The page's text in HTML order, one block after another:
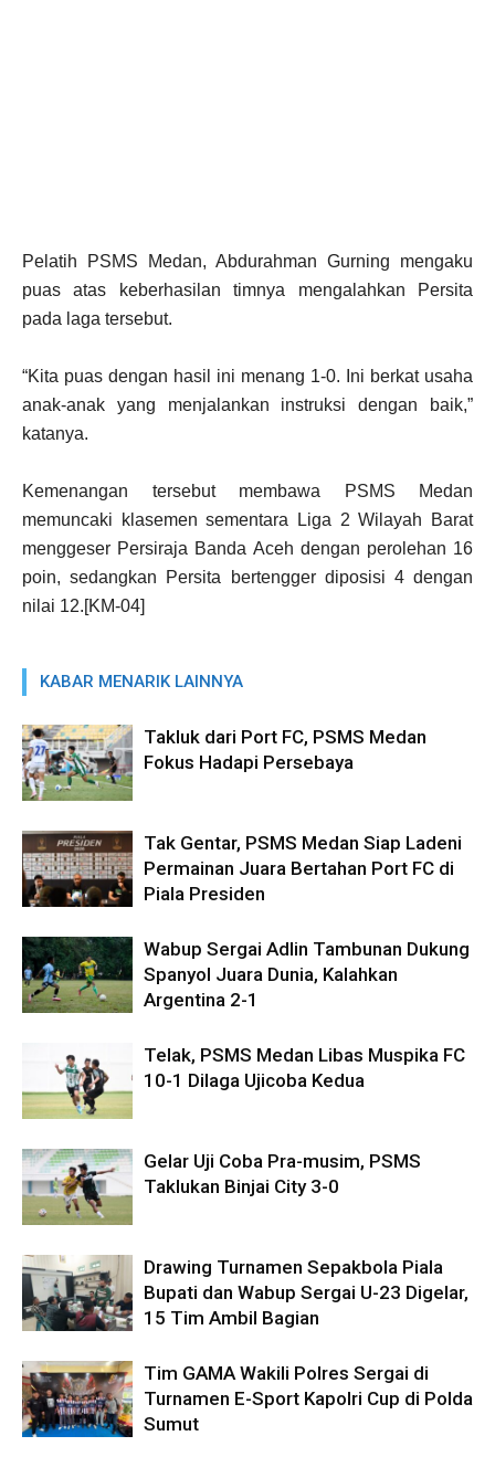
Pelatih PSMS Medan, Abdurahman Gurning mengaku
puas atas keberhasilan timnya mengalahkan Persita
pada laga tersebut.
“Kita puas dengan hasil ini menang 1-0. Ini berkat usaha
anak-anak yang menjalankan instruksi dengan baik,”
katanya.
Kemenangan tersebut membawa PSMS Medan
memuncaki klasemen sementara Liga 2 Wilayah Barat
menggeser Persiraja Banda Aceh dengan perolehan 16
poin, sedangkan Persita bertengger diposisi 4 dengan
nilai 12.[KM-04]
KABAR MENARIK LAINNYA
Takluk dari Port FC, PSMS Medan
Fokus Hadapi Persebaya
Tak Gentar, PSMS Medan Siap Ladeni
Permainan Juara Bertahan Port FC di
Piala Presiden
Wabup Sergai Adlin Tambunan Dukung
Spanyol Juara Dunia, Kalahkan
Argentina 2-1
Telak, PSMS Medan Libas Muspika FC
10-1 Dilaga Ujicoba Kedua
Gelar Uji Coba Pra-musim, PSMS
Taklukan Binjai City 3-0
Drawing Turnamen Sepakbola Piala
Bupati dan Wabup Sergai U-23 Digelar,
15 Tim Ambil Bagian
Tim GAMA Wakili Polres Sergai di
Turnamen E-Sport Kapolri Cup di Polda
Sumut